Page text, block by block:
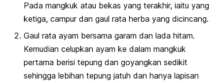
Pada mangkuk atau bekas yang terakhir, iaitu yang
ketiga, campur dan gaul rata herba yang dicincang.
Gaul rata ayam bersama garam dan lada hitam.
Kemudian celupkan ayam ke dalam mangkuk
pertama berisi tepung dan goyangkan sedikit
sehingga lebihan tepung jatuh dan hanya lapisan